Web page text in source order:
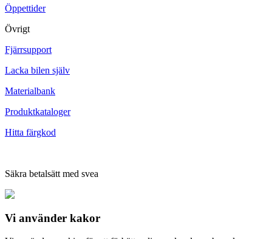
Öppettider
Övrigt
Fjärrsupport
Lacka bilen själv
Materialbank
Produktkataloger
Hitta färgkod
Säkra betalsätt med svea
Vi använder kakor